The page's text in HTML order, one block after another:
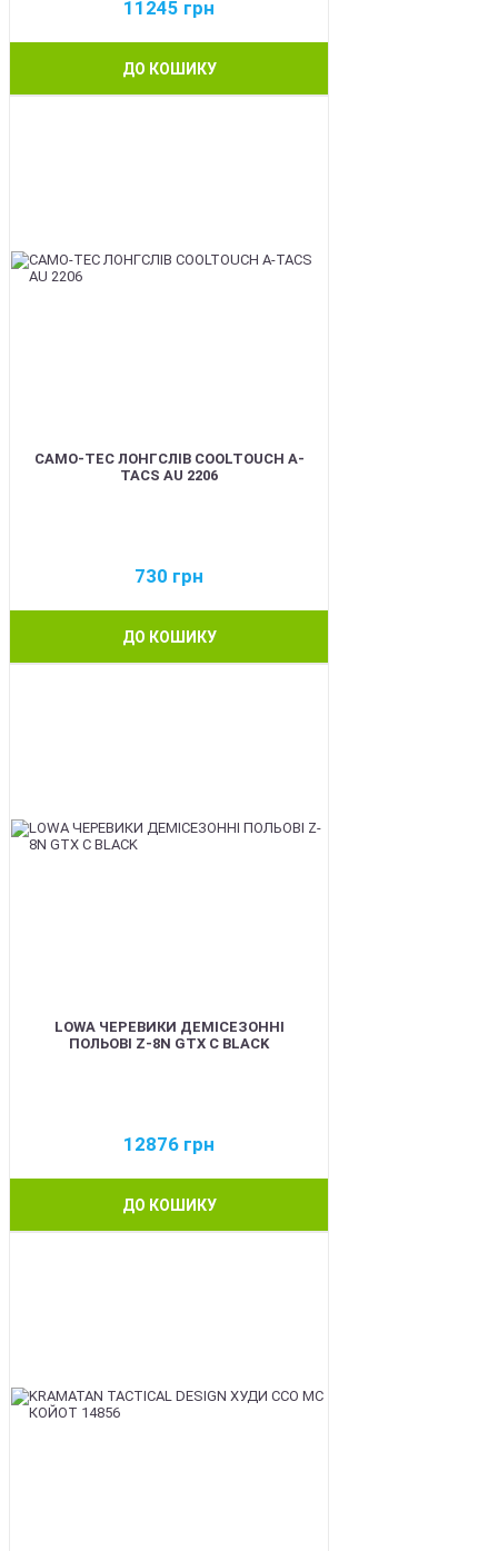
11245 грн
ДО КОШИКУ
CAMO-TEC ЛОНГСЛІВ COOLTOUCH A-
TACS AU 2206
730 грн
ДО КОШИКУ
LOWA ЧЕРЕВИКИ ДЕМІСЕЗОННІ
ПОЛЬОВІ Z-8N GTX C BLACK
12876 грн
ДО КОШИКУ